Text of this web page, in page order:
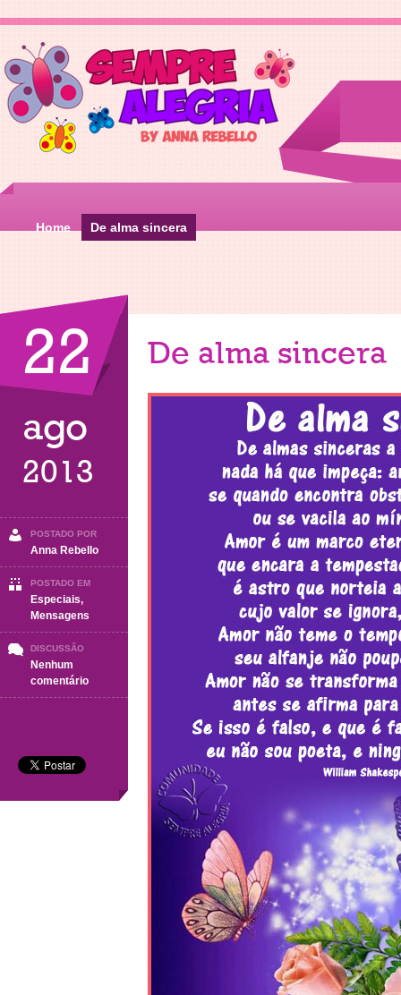
Home De alma sincera
22
ago
2013
POSTADO POR
Anna Rebello
POSTADO EM
Especiais,
Mensagens
DISCUSSÃO
Nenhum
comentárioem
De
De alma sincera